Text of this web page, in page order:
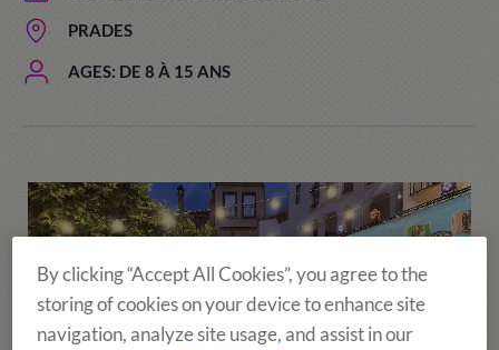
PRADES
AGES: DE 8 À 15 ANS
By clicking “Accept All Cookies”, you agree to the
storing of cookies on your device to enhance site
navigation, analyze site usage, and assist in our